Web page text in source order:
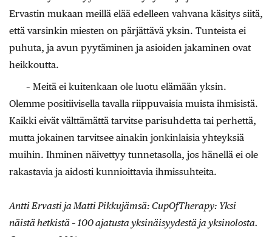
Ervastin mukaan meillä elää edelleen vahvana käsitys siitä,
että varsinkin miesten on pärjättävä yksin. Tunteista ei
puhuta, ja avun pyytäminen ja asioiden jakaminen ovat
heikkoutta.
– Meitä ei kuitenkaan ole luotu elämään yksin.
Olemme positiivisella tavalla riippuvaisia muista ihmisistä.
Kaikki eivät välttämättä tarvitse parisuhdetta tai perhettä,
mutta jokainen tarvitsee ainakin jonkinlaisia yhteyksiä
muihin. Ihminen näivettyy tunnetasolla, jos hänellä ei ole
rakastavia ja aidosti kunnioittavia ihmis­suhteita.
Antti Ervasti ja Matti Pikkujämsä: CupOfTherapy: Yksi
näistä hetkistä – 100 ajatusta yksinäisyydestä ja yksinolosta.